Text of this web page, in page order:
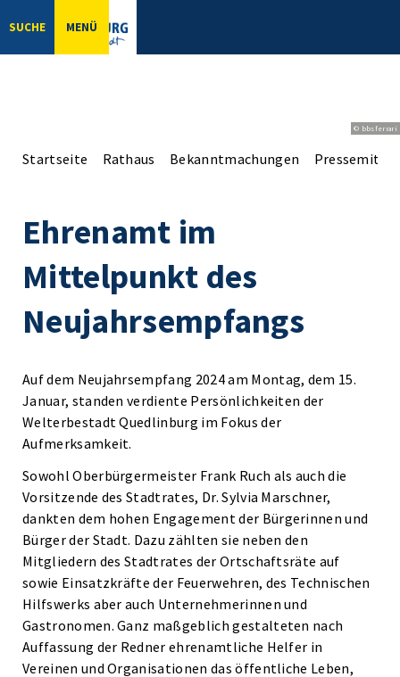
SUCHE MENÜ
© bbsferrari
Startseite Rathaus Bekanntmachungen
Ehrenamt im
Mittelpunkt des
Neujahrsempfangs
Auf dem Neujahrsempfang 2024 am Montag, dem 15.
Januar, standen verdiente Persönlichkeiten der
Welterbestadt Quedlinburg im Fokus der
Aufmerksamkeit.
Sowohl Oberbürgermeister Frank Ruch als auch die
Vorsitzende des Stadtrates, Dr. Sylvia Marschner,
dankten dem hohen Engagement der Bürgerinnen und
Bürger der Stadt. Dazu zählten sie neben den
Mitgliedern des Stadtrates der Ortschaftsräte auf
sowie Einsatzkräfte der Feuerwehren, des Technischen
Hilfswerks aber auch Unternehmerinnen und
Gastronomen. Ganz maßgeblich gestalteten nach
Auffassung der Redner ehrenamtliche Helfer in
Vereinen und Organisationen das öffentliche Leben,